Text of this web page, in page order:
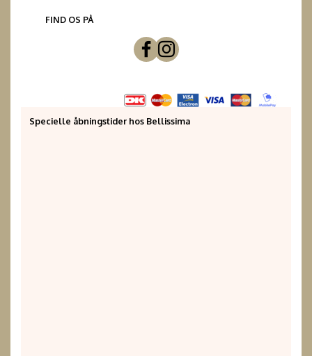
FIND OS PÅ
Specielle åbningstider hos Bellissima